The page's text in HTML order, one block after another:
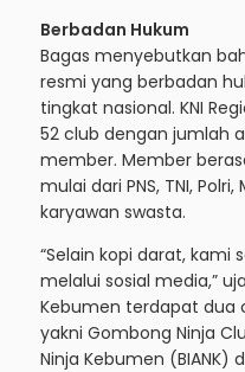
Berbadan Hukum
Bagas menyebutkan
resmi yang berbadan
tingkat nasional. KNI
52 club dengan jumlah
member. Member
mulai dari PNS, TNI,
karyawan swasta.
“Selain kopi darat, kami
melalui sosial media,”
Kebumen terdapat dua
yakni Gombong Ninja
Ninja Kebumen